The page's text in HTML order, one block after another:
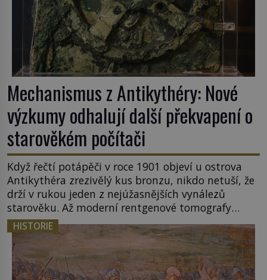
Mechanismus z Antikythéry: Nové
výzkumy odhalují další překvapení o
starověkém počítači
Když řečtí potápěči v roce 1901 objeví u ostrova
Antikythéra zrezivělý kus bronzu, nikdo netuší, že
drží v rukou jeden z nejúžasnějších vynálezů
starověku. Až moderní rentgenové tomografy
odhalí desítky ozubených kol ukrytých uvnitř.
Mechanismus z Antikythéry je dnes považován za
nejstarší známý analogový počítač na světě. Přesto
ani po více než sto letech výzkumu […]
HISTORIE